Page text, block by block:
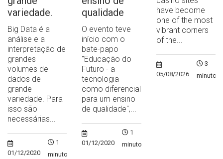
variedade.
Big Data é a
análise e a
interpretação de
grandes
volumes de
dados de
grande
variedade. Para
isso são
necessárias...
01/12/2020
1
minuto
qualidade
O evento teve
início com o
bate-papo
"Educação do
Futuro - a
tecnologia
como diferencial
para um ensino
de qualidade",...
01/12/2020
1
minuto
have become
one of the most
vibrant corners
of the...
05/08/2026
3
minutos